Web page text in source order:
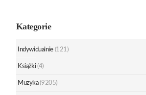
Kategorie
Indywidualnie (121)
Książki (4)
Muzyka (9205)